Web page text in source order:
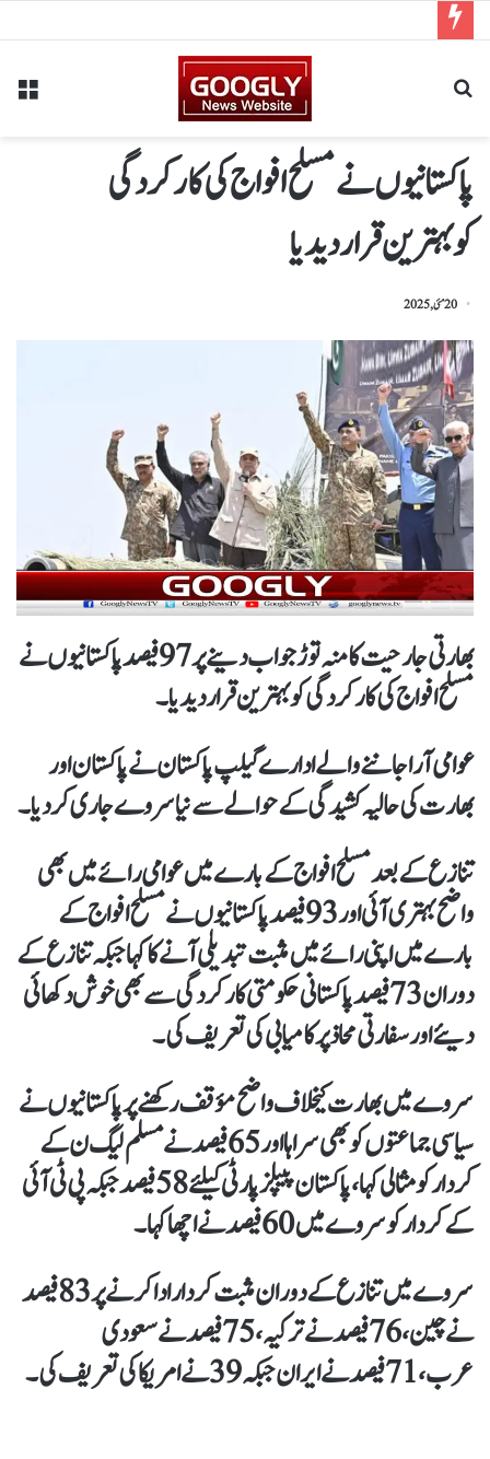
پاکستانیوں نےمسلح افواج کی کارکردگی
کوبہترین قرار دیدیا
20 مئی, 2025
بھارتی جارحیت کا منہ توڑ جواب دینےپر97 فیصد پاکستانیوں نے
مسلح افواج کی کارکردگی کو بہترین قرار دیدیا۔
عوامی آرا جاننے والےادارے گیلپ پاکستان نے پاکستان اور
بھارت کی حالیہ کشیدگی کے حوالے سے نیا سروے جاری کردیا۔
تنازع کے بعد مسلح افواج کے بارے میں عوامی رائے میں بھی
واضح بہتری آئی اور 93 فیصد پاکستانیوں نے مسلح افواج کے
بارے میں اپنی رائے میں مثبت تبدیلی آنے کا کہا جبکہ تنازع کے
دوران 73 فیصد پاکستانی حکومتی کارکردگی سے بھی خوش دکھائی
دیئےاور سفارتی محاذ پر کامیابی کی تعریف کی۔
سروے میں بھارت کیخلاف واضح مؤقف رکھنے پر پاکستانیوں نے
سیاسی جماعتوں کو بھی سراہا اور 65 فیصد نے مسلم لیگ ن کے
کردار کومثالی کہا، پاکستان پیپلز پارٹی کیلئے58 فیصد جبکہ پی ٹی آئی
کے کردار کو سروے میں 60 فیصد نے اچھا کہا۔
سروے میں تنازع کے دوران مثبت کردار ادا کرنے پر 83 فیصد
نے چین، 76 فیصد نے ترکیہ، 75 فیصد نے سعودی
عرب، 71 فیصد نے ایران جبکہ 39 نے امریکا کی تعریف کی۔